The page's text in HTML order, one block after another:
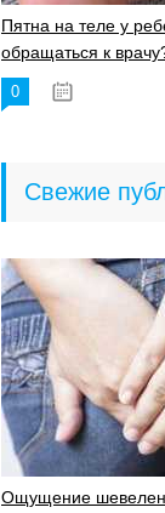
Пятна на теле у
обращаться к
0
Свежие
Ощущение